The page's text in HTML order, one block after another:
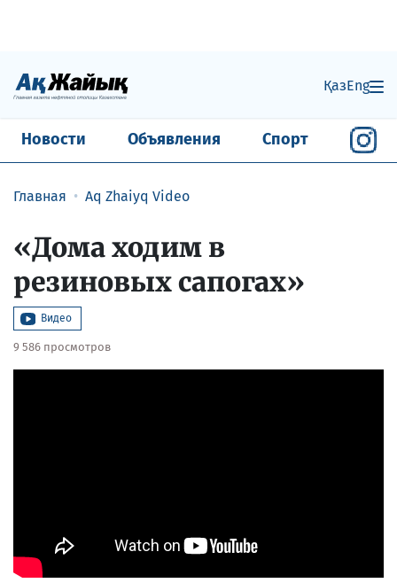
ҚазEng
Новости Объявления Спорт
Главная Aq Zhaiyq Video
«Дома ходим в
резиновых сапогах»
Видео
9 586 просмотров